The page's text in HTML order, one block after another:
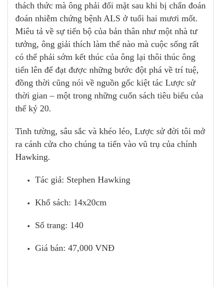
thách thức mà ông phải đối mặt sau khi bị chẩn đoán
đoán nhiễm chứng bệnh ALS ở tuổi hai mươi mốt.
Miêu tả về sự tiến bộ của bản thân như một nhà tư
tưởng, ông giải thích làm thế nào mà cuộc sống rất
có thể phải sớm kết thúc của ông lại thôi thúc ông
tiến lên để đạt được những bước đột phá về trí tuệ,
đồng thời cũng nói về nguồn gốc kiệt tác Lược sử
thời gian – một trong những cuốn sách tiêu biểu của
thế kỷ 20.
Tinh tường, sâu sắc và khéo léo, Lược sử đời tôi mở
ra cánh cửa cho chúng ta tiến vào vũ trụ của chính
Hawking.
Tác giả: Stephen Hawking
Khổ sách: 14x20cm
Số trang: 140
Giá bán: 47,000 VNĐ